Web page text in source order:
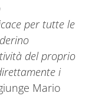
per tutte le
del proprio
i
Mario